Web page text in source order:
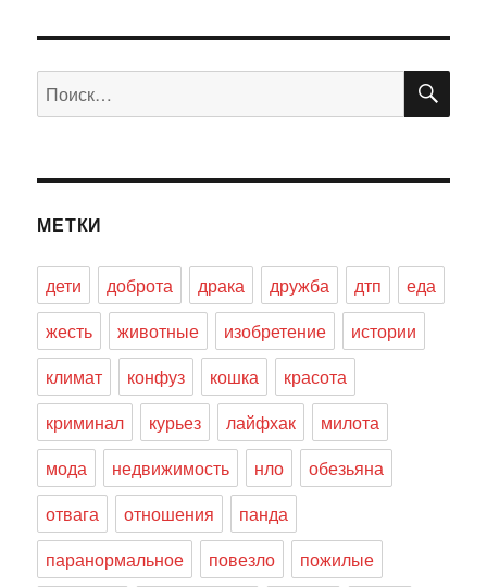
Искать:
МЕТКИ
дети доброта драка дружба дтп
еда
жесть
животные изобретение
истории
климат
конфуз кошка
красота
криминал
курьез лайфхак
милота
мода
недвижимость нло
обезьяна
отвага
отношения
панда
паранормальное
повезло
пожилые